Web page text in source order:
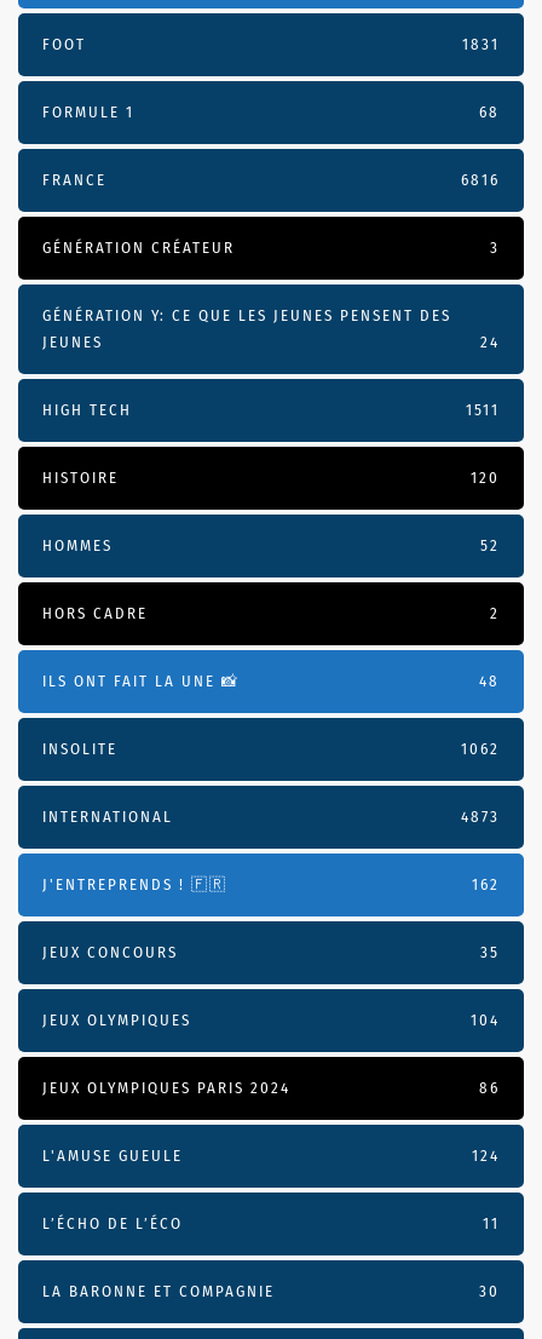
FOOT 1831
FORMULE 1 68
FRANCE 6816
GÉNÉRATION CRÉATEUR 3
GÉNÉRATION Y: CE QUE LES JEUNES PENSENT DES
JEUNES
24
HIGH TECH 1511
HISTOIRE 120
HOMMES 52
HORS CADRE 2
ILS ONT FAIT LA UNE 📸 48
INSOLITE 1062
INTERNATIONAL 4873
J'ENTREPRENDS ! 🇫🇷 162
JEUX CONCOURS 35
JEUX OLYMPIQUES 104
JEUX OLYMPIQUES PARIS 2024 86
L'AMUSE GUEULE 124
L’ÉCHO DE L’ÉCO 11
LA BARONNE ET COMPAGNIE 30